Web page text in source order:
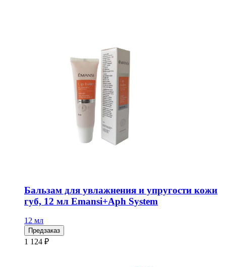
Бальзам для увлажнения и упругости кожи
губ, 12 мл Emansi+Aph System
12 мл
Предзаказ
1 124 ₽